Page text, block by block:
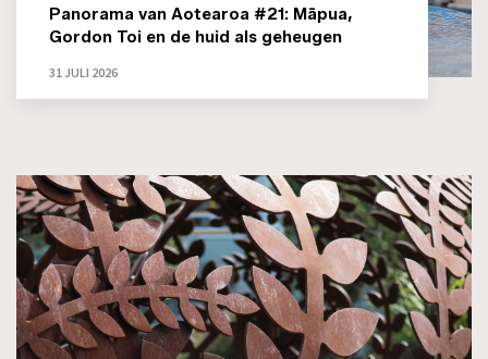
Panorama van Aotearoa #21: Māpua,
Gordon Toi en de huid als geheugen
31 JULI 2026